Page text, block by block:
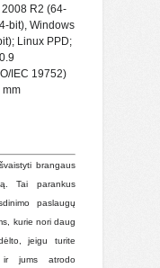
R2 (64-
bit), Windows
Linux PPD;
IEC 19752)
mm
brangaus
Tai parankus
paslaugų
kurie nori daug
jeigu turite
ir jums atrodo